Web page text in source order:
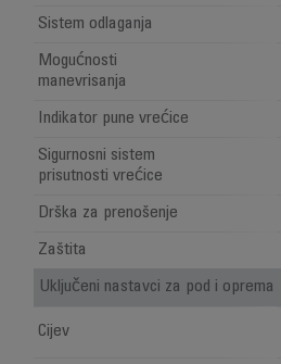
Sistem odlaganja
Mogućnosti
manevrisanja
Indikator pune vrećice
Sigurnosni sistem
prisutnosti vrećice
Drška za prenošenje
Zaštita
Uključeni nastavci za pod i oprema
Cijev